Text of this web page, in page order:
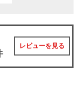
レビューを見る